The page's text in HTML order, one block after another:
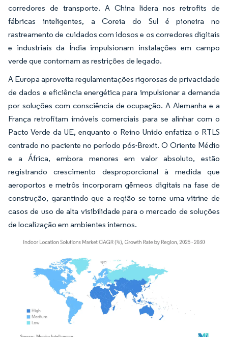
corredores de transporte. A China lidera nos retrofits de
fábricas inteligentes, a Coreia do Sul é pioneira no
rastreamento de cuidados com idosos e os corredores digitais
e industriais da Índia impulsionam instalações em campo
verde que contornam as restrições de legado.
A Europa aproveita regulamentações rigorosas de privacidade
de dados e eficiência energética para impulsionar a demanda
por soluções com consciência de ocupação. A Alemanha e a
França retrofitam imóveis comerciais para se alinhar com o
Pacto Verde da UE, enquanto o Reino Unido enfatiza o RTLS
centrado no paciente no período pós-Brexit. O Oriente Médio
e a África, embora menores em valor absoluto, estão
registrando crescimento desproporcional à medida que
aeroportos e metrôs incorporam gêmeos digitais na fase de
construção, garantindo que a região se torne uma vitrine de
casos de uso de alta visibilidade para o mercado de soluções
de localização em ambientes internos.